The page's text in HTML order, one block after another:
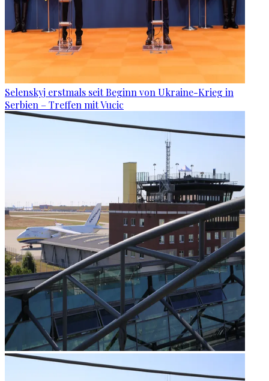
Selenskyj erstmals seit Beginn von Ukraine-Krieg in
Serbien – Treffen mit Vucic